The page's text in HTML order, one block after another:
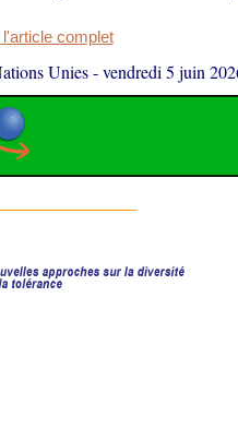
l'article complet
Unies-vendredi 5 juin